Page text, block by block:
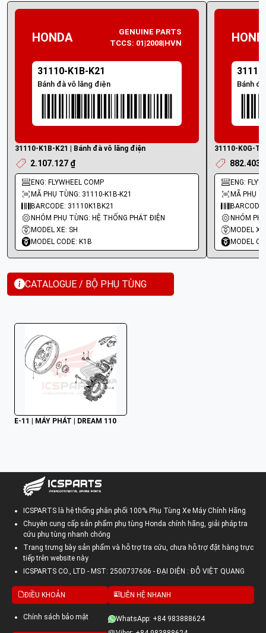
HONDA
GENUINE PARTS
TCCS: 01|2008|HVN
31110-K1B-K21
Bánh đà vô lăng điện
31110-K1B-K21 | Bánh đà vô lăng điện
2.107.127 ₫
ENG: FLYWHEEL COMP
MÃ PHỤ TÙNG: 31110-K1B-K21
BARCODE: 31110K1BK21
NHÓM PHỤ TÙNG: HỆ THỐNG PHÁT ĐIỆN
MODEL XE: SH
MODEL CODE: K1B
Bánh
31110-K0G-
882.403
ENG:
MÃ PHỤ
NHÓM
MODEL
MODEL
CATALOGUE / BỘ PHỤ TÙNG
E-11 | MÁY PHÁT | DREAM 110
ICSPARTS là hệ thống phân phối 100% Phụ Tùng Xe Máy Chính Hãng
Chuyên cung cấp sản phẩm phụ tùng Honda chính hãng, giải pháp tra
cứu phụ tùng nhanh chóng
Trang trưng bày sản phẩm và hỗ trợ tra cứu, chưa hỗ trợ đặt hàng trực
tiếp trên website này
ICSPARTS CO., LTD - MST: 2500737606 - ĐẠI DIỆN : ĐỖ VIỆT QUANG
ĐIỀU KHOẢN
Chính sách bảo mật
LIÊN HỆ NHANH
WhatsApp: +84 983888624